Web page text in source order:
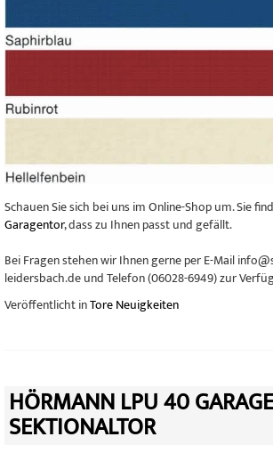
Schauen Sie sich bei uns im Online-Shop um. Sie
Garagentor, dass zu Ihnen passt und gefällt.
Bei Fragen stehen wir Ihnen gerne per E-Mail
leidersbach.de und Telefon (06028-6949) zur
Veröffentlicht inTore Neuigkeiten
HÖRMANN LPU 40
SEKTIONALTOR